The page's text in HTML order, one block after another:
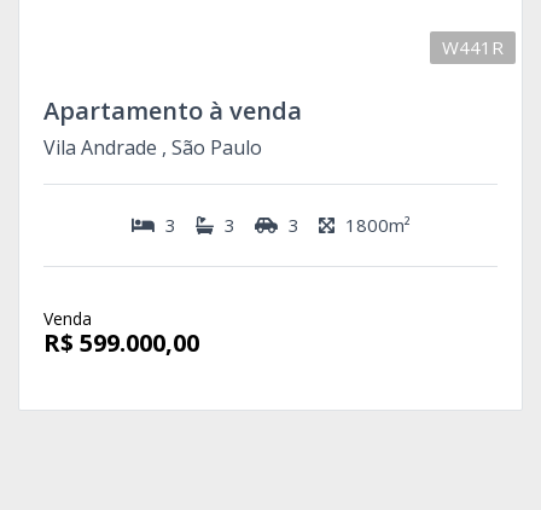
W441R
Apartamento à venda
Vila Andrade , São Paulo
3 3 3 1800m²
Venda
R$ 599.000,00